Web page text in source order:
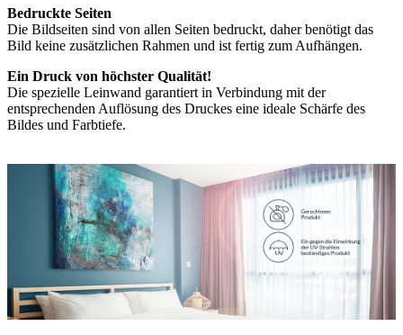
Bedruckte Seiten
Die Bildseiten sind von allen Seiten bedruckt, daher benötigt das
Bild keine zusätzlichen Rahmen und ist fertig zum Aufhängen.
Ein Druck von höchster Qualität!
Die spezielle Leinwand garantiert in Verbindung mit der
entsprechenden Auflösung des Druckes eine ideale Schärfe des
Bildes und Farbtiefe.